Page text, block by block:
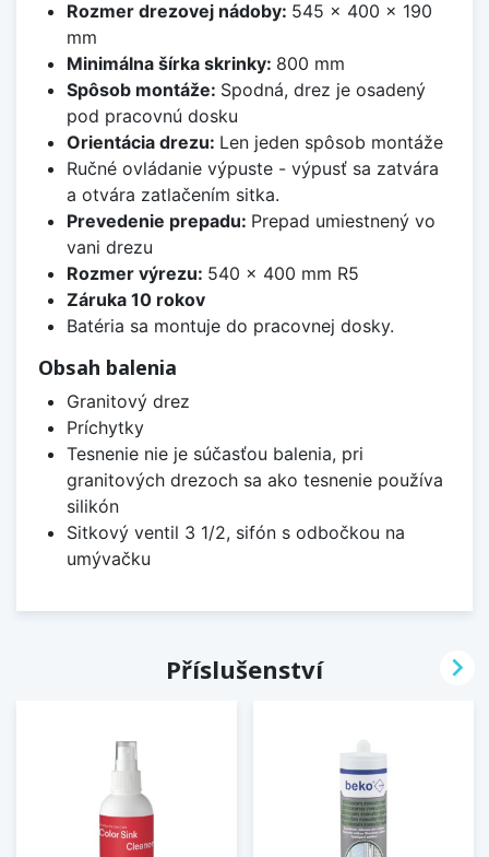
Rozmer drezovej nádoby: 545 x 400 x 190
mm
Minimálna šírka skrinky: 800 mm
Spôsob montáže: Spodná, drez je osadený
pod pracovnú dosku
Orientácia drezu: Len jeden spôsob montáže
Ručné ovládanie výpuste - výpusť sa zatvára
a otvára zatlačením sitka.
Prevedenie prepadu: Prepad umiestnený vo
vani drezu
Rozmer výrezu: 540 x 400 mm R5
Záruka 10 rokov
Batéria sa montuje do pracovnej dosky.
Obsah balenia
Granitový drez
Príchytky
Tesnenie nie je súčasťou balenia, pri
granitových drezoch sa ako tesnenie používa
silikón
Sitkový ventil 3 1/2, sifón s odbočkou na
umývačku
Příslušenství 